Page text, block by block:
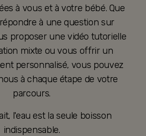
à vous et à votre bébé. Que
à une question sur
proposer une vidéo tutorielle
mixte ou vous offrir un
personnalisé, vous pouvez
à chaque étape de votre
parcours.
l'eau est la seule boisson
indispensable.